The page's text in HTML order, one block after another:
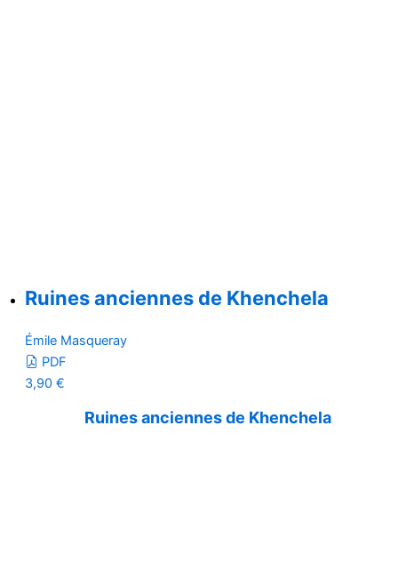
Ruines anciennes de Khenchela
Émile Masqueray
PDF
3,90 €
Ruines anciennes de Khenchela